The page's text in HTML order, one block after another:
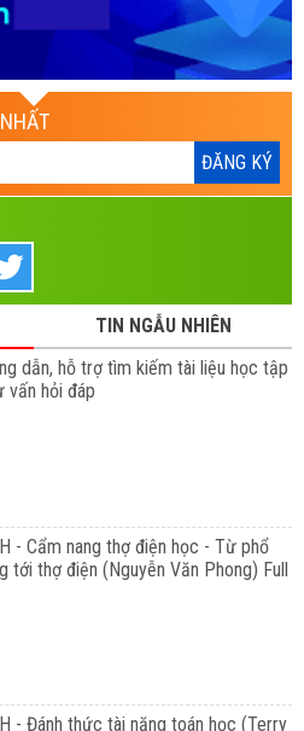
TIN NGẪU NHIÊN
dẫn, hỗ trợ tìm kiếm tài liệu học tập
vấn hỏi đáp
- Cẩm nang thợ điện học - Từ phổ
tới thợ điện (Nguyễn Văn Phong) Full
- Đánh thức tài năng toán học (Terry